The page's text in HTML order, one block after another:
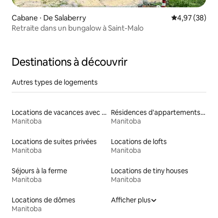
Cabane ⋅ De Salaberry Évaluation
4,97 (38)
Retraite dans un bungalow à Saint-Malo
Destinations à découvrir
Autres types de logements
Locations de vacances avec piscine
Manitoba
Résidences d'appartements en location
Manitoba
Locations de suites privées
Manitoba
Locations de lofts
Manitoba
Séjours à la ferme
Manitoba
Locations de tiny houses
Manitoba
Locations de dômes
Manitoba
Afficher plus